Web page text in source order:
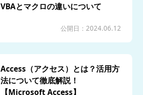
VBAとマクロの違いについて
公開日：2024.06.12
Access（アクセス）とは？活用方
法について徹底解説！
【Microsoft Access】